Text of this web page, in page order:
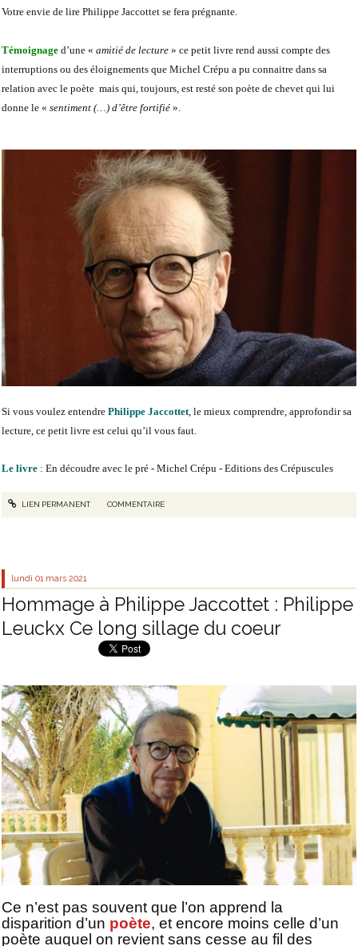
Votre envie de lire Philippe Jaccottet se fera prégnante.
Témoignage d’une « amitié de lecture » ce petit livre rend aussi compte des
interruptions ou des éloignements que Michel Crépu a pu connaitre dans sa
relation avec le poète mais qui, toujours, est resté son poète de chevet qui lui
donne le « sentiment (…) d’être fortifié ».
Si vous voulez entendre Philippe Jaccottet , le mieux comprendre, approfondir sa
lecture, ce petit livre est celui qu’il vous faut.
Le livre : En découdre avec le pré - Michel Crépu - Editions des Crépuscules
LIEN PERMANENT COMMENTAIRE
lundi 01 mars 2021
Hommage à Philippe Jaccottet : Philippe
Leuckx Ce long sillage du coeur
Ce n’est pas souvent que l’on apprend la
disparition d’un poète, et encore moins celle d’un
poète auquel on revient sans cesse au fil des